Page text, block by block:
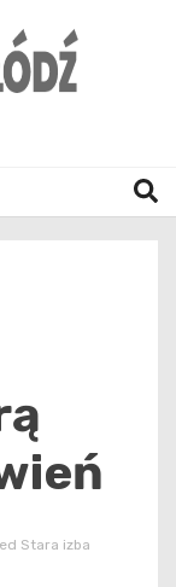
Stara izba